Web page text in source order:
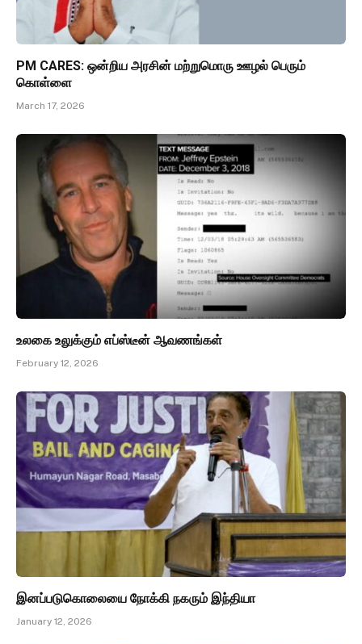
PM CARES: ஒன்றிய அரசின் மற்றுமொரு ஊழல் பெரும்
கொள்ளை
March 17, 2026
உலகை உலுக்கும் எப்ஸ்டீன் ஆவணங்கள்
February 12, 2026
இனப்படுகொலையை நோக்கி நகரும் இந்தியா
January 12, 2026